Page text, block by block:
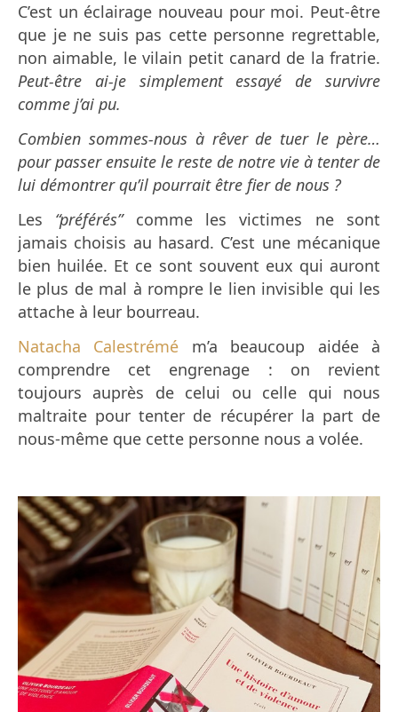
C’est un éclairage nouveau pour moi. Peut-être
que je ne suis pas cette personne regrettable,
non aimable, le vilain petit canard de la fratrie.
Peut-être ai-je simplement essayé de survivre
comme j’ai pu.
Combien sommes-nous à rêver de tuer le père…
pour passer ensuite le reste de notre vie à tenter de
lui démontrer qu’il pourrait être fier de nous ?
Les “préférés”comme les victimes ne sont
jamais choisis au hasard. C’est une mécanique
bien huilée. Et ce sont souvent eux qui auront
le plus de mal à rompre le lien invisible qui les
attache à leur bourreau.
Natacha Calestrémé m’a beaucoup aidée à
comprendre cet engrenage : on revient
toujours auprès de celui ou celle qui nous
maltraite pour tenter de récupérer la part de
nous-même que cette personne nous a volée.